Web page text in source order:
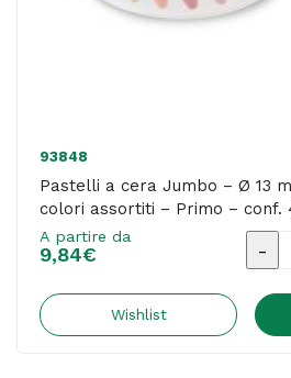
pezzi
93848
Pastelli a cera Jumbo – Ø 13
colori assortiti – Primo – conf.
A partire da
9,84€
cera
Wishlist